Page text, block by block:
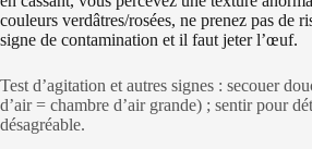
couleurs verdâtres/rosées, ne prenez pas de
signe de contamination et il faut jeter l’œuf.
Test d’agitation et autres signes : secouer
d’air = chambre d’air grande) ; sentir pour
désagréable.